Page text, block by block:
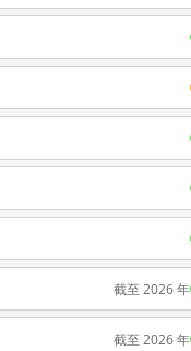
截至 2026 年
截至 2026 年